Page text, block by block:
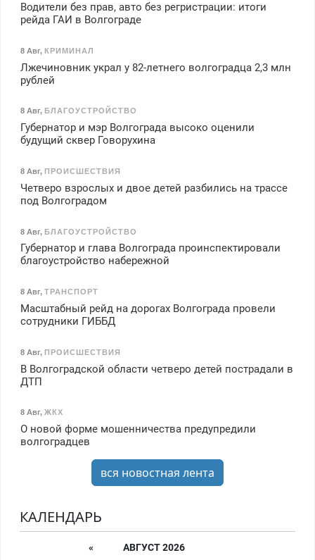
Водители без прав, авто без регристрации: итоги
рейда ГАИ в Волгограде
8 Авг, КРИМИНАЛ
Лжечиновник украл у 82-летнего волгоградца 2,3 млн
рублей
8 Авг, БЛАГОУСТРОЙСТВО
Губернатор и мэр Волгограда высоко оценили
будущий сквер Говорухина
8 Авг, ПРОИСШЕСТВИЯ
Четверо взрослых и двое детей разбились на трассе
под Волгоградом
8 Авг, БЛАГОУСТРОЙСТВО
Губернатор и глава Волгограда проинспектировали
благоустройство набережной
8 Авг, ТРАНСПОРТ
Масштабный рейд на дорогах Волгограда провели
сотрудники ГИББД
8 Авг, ПРОИСШЕСТВИЯ
В Волгоградской области четверо детей пострадали в
ДТП
8 Авг, ЖКХ
О новой форме мошенничества предупредили
волгоградцев
вся новостная лента
КАЛЕНДАРЬ
«
АВГУСТ 2026